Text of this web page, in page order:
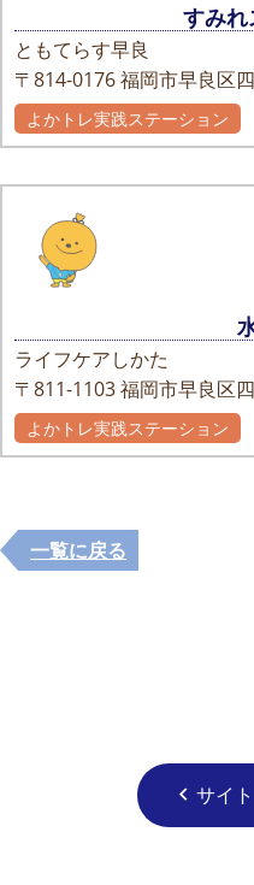
すみ
ともてらす早良
〒814-0176福岡市早良区
よかトレ実践ステーション
ライフケアしかた
〒811-1103福岡市早良区
よかトレ実践ステーション
一覧に戻る
chevron_left サイ